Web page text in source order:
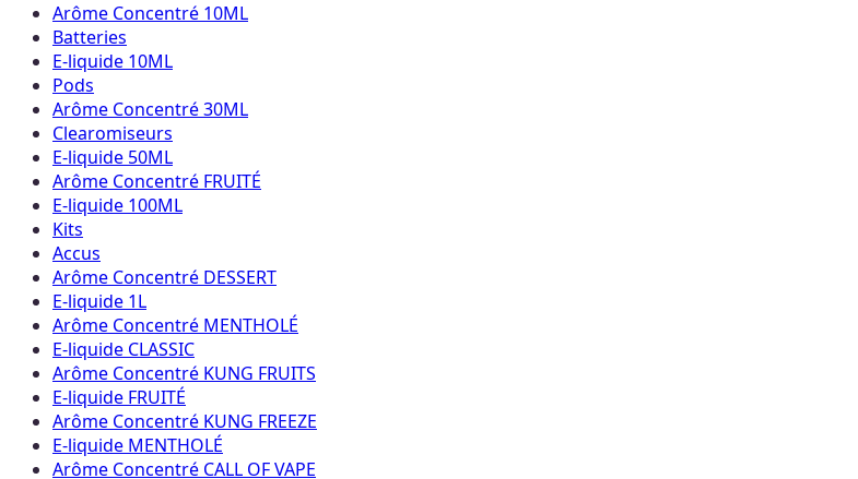
Arôme Concentré 10ML
Batteries
E-liquide 10ML
Pods
Arôme Concentré 30ML
Clearomiseurs
E-liquide 50ML
Arôme Concentré FRUITÉ
E-liquide 100ML
Kits
Accus
Arôme Concentré DESSERT
E-liquide 1L
Arôme Concentré MENTHOLÉ
E-liquide CLASSIC
Arôme Concentré KUNG FRUITS
E-liquide FRUITÉ
Arôme Concentré KUNG FREEZE
E-liquide MENTHOLÉ
Arôme Concentré CALL OF VAPE